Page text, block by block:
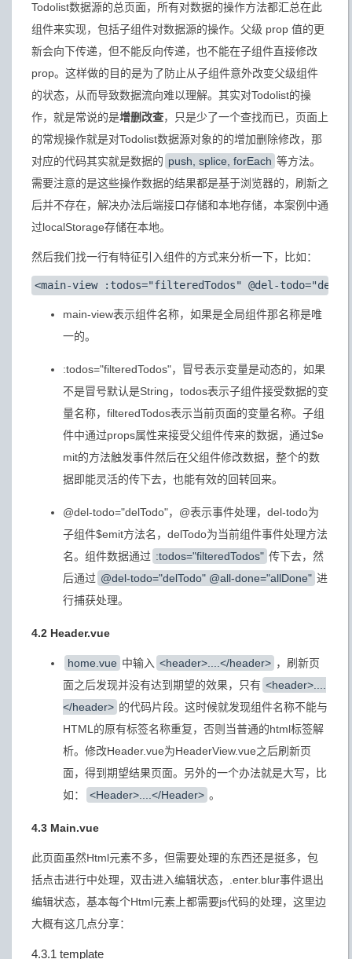
Todolist数据源的总页面，所有对数据的操作方法都汇总在此
组件来实现，包括子组件对数据源的操作。父级 prop 值的更
新会向下传递，但不能反向传递，也不能在子组件直接修改
prop。这样做的目的是为了防止从子组件意外改变父级组件
的状态，从而导致数据流向难以理解。其实对Todolist的操
作，就是常说的是增删改查，只是少了一个查找而已，页面上
的常规操作就是对Todolist数据源对象的的增加删除修改，那
对应的代码其实就是数据的 push, splice, forEach 等方法。
需要注意的是这些操作数据的结果都是基于浏览器的，刷新之
后并不存在，解决办法后端接口存储和本地存储，本案例中通
过localStorage存储在本地。
然后我们找一行有特征引入组件的方式来分析一下，比如：
main-view表示组件名称，如果是全局组件那名称是唯
一的。
:todos="filteredTodos"，冒号表示变量是动态的，如果
不是冒号默认是String，todos表示子组件接受数据的变
量名称，filteredTodos表示当前页面的变量名称。子组
件中通过props属性来接受父组件传来的数据，通过$e
mit的方法触发事件然后在父组件修改数据，整个的数
据即能灵活的传下去，也能有效的回转回来。
@del-todo="delTodo"，@表示事件处理，del-todo为
子组件$emit方法名，delTodo为当前组件事件处理方法
名。组件数据通过 :todos="filteredTodos" 传下去，然
后通过 @del-todo="delTodo" @all-done="allDone" 进
行捕获处理。
4.2 Header.vue
home.vue 中输入 <header>....</header> ，刷新页
面之后发现并没有达到期望的效果，只有 <header>....
</header> 的代码片段。这时候就发现组件名称不能与
HTML的原有标签名称重复，否则当普通的html标签解
析。修改Header.vue为HeaderView.vue之后刷新页
面，得到期望结果页面。另外的一个办法就是大写，比
如：
<Header>....</Header> 。
4.3 Main.vue
此页面虽然Html元素不多，但需要处理的东西还是挺多，包
括点击进行中处理，双击进入编辑状态，.enter.blur事件退出
编辑状态，基本每个Html元素上都需要js代码的处理，这里边
大概有这几点分享：
4.3.1 template